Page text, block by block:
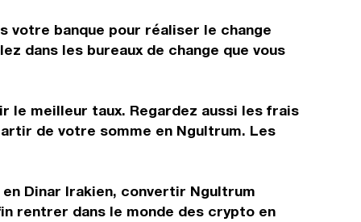
votre banque pour réaliser le change
dans les bureaux de change que vous
le meilleur taux. Regardez aussi les frais
de votre somme en Ngultrum. Les
Dinar Irakien, convertir Ngultrum
rentrer dans le monde des crypto en